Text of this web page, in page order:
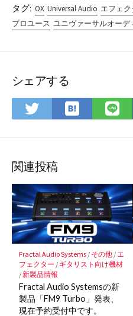
タグ: OX Universal Audio エフェク
プロユース ユニヴァーサルオーデ
シェアする
Twitter
で
ア
は
て
マ
ー
ク
に
保
存
で
関連投稿
Fractal Audio Systems/ その他/ エ
フェクター / ギタリスト向け機材
/新製品情報
Fractal Audio Systemsの新
製品「FM9 Turbo」発表、
現在予約受付中です。